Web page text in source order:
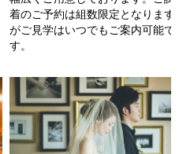
着のご予約は組数限定となります
がご見学はいつでもご案内可能で
す。